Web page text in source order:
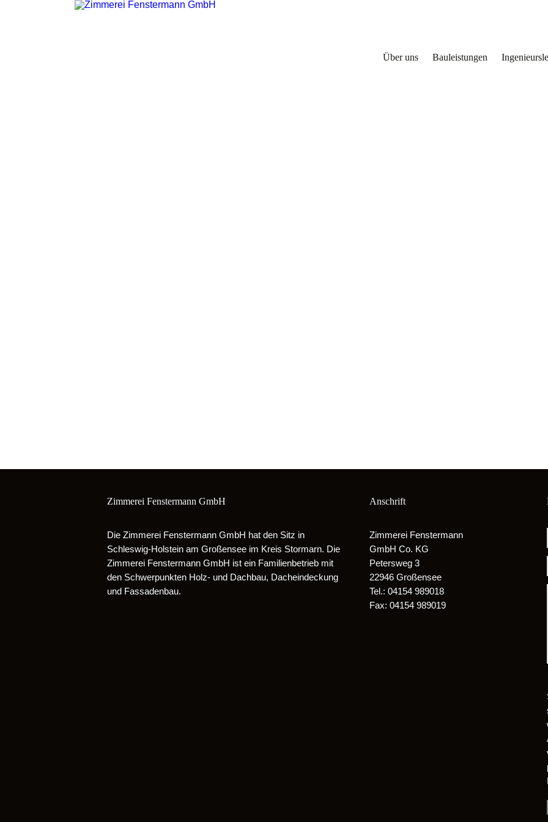
Über uns Bauleistungen
Zimmerei Fenstermann GmbH
Die Zimmerei Fenstermann GmbH hat den Sitz in
Schleswig-Holstein am Großensee im Kreis Stormarn. Die
Zimmerei Fenstermann GmbH ist ein Familienbetrieb mit
den Schwerpunkten Holz- und Dachbau, Dacheindeckung
und Fassadenbau.
Anschrift
Zimmerei Fenstermann
GmbH Co. KG
Petersweg 3
22946 Großensee
Tel.: 04154 989018
Fax: 04154 989019